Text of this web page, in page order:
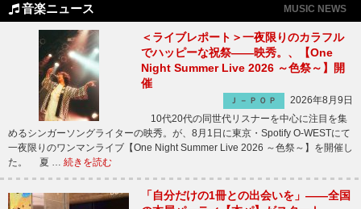
音楽ニュース MUSIC NEWS
＜ライブレポート＞一夜限りのカラフル
でハッピーな祝祭――映秀。、【One
Night Summer Live 2026 ～色祭～】開
催
Ｊ－ＰＯＰ
2026年8月9日
10代20代の同世代リスナーを中心に注目を集
めるシンガーソングライターの映秀。が、8月1日に東京・Spotify O-WESTにて
一夜限りのワンマンライブ【One Night Summer Live 2026 ～色祭～】を開催し
た。 夏 … 続きを読む
「自分だけの1冊との出会いを」――全国